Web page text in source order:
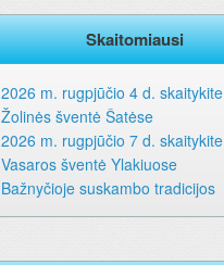
Skaitomiausi
2026 m. rugpjūčio 4 d. skaitykite
Žolinės šventė Šatėse
2026 m. rugpjūčio 7 d. skaitykite
Vasaros šventė Ylakiuose
Bažnyčioje suskambo tradicijos